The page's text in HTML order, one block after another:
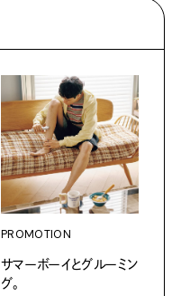
PROMOTION
サマーボーイとグルーミン
グ。